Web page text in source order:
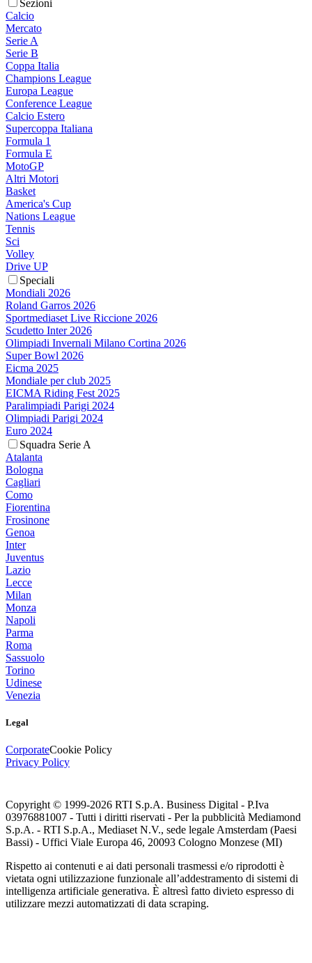
Sezioni
Calcio
Mercato
Serie A
Serie B
Coppa Italia
Champions League
Europa League
Conference League
Calcio Estero
Supercoppa Italiana
Formula 1
Formula E
MotoGP
Altri Motori
Basket
America's Cup
Nations League
Tennis
Sci
Volley
Drive UP
Speciali
Mondiali 2026
Roland Garros 2026
Sportmediaset Live Riccione 2026
Scudetto Inter 2026
Olimpiadi Invernali Milano Cortina 2026
Super Bowl 2026
Eicma 2025
Mondiale per club 2025
EICMA Riding Fest 2025
Paralimpiadi Parigi 2024
Olimpiadi Parigi 2024
Euro 2024
Squadra Serie A
Atalanta
Bologna
Cagliari
Como
Fiorentina
Frosinone
Genoa
Inter
Juventus
Lazio
Lecce
Milan
Monza
Napoli
Parma
Roma
Sassuolo
Torino
Udinese
Venezia
Legal
CorporateCookie Policy
Privacy Policy
Copyright © 1999-2026 RTI S.p.A. Business Digital - P.Iva
03976881007 - Tutti i diritti riservati - Per la pubblicità Mediamond
S.p.A. - RTI S.p.A., Mediaset N.V., sede legale Amsterdam (Paesi
Bassi) - Uffici Viale Europa 46, 20093 Cologno Monzese (MI)
Rispetto ai contenuti e ai dati personali trasmessi e/o riprodotti è
vietata ogni utilizzazione funzionale all’addestramento di sistemi di
intelligenza artificiale generativa. È altresì fatto divieto espresso di
utilizzare mezzi automatizzati di data scraping.